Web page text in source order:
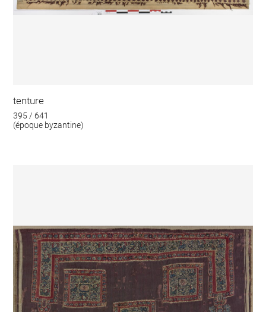
tenture
395 / 641
(époque byzantine)